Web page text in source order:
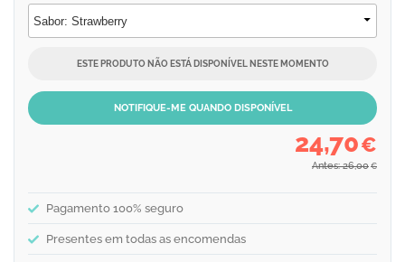
ESTE PRODUTO NÃO ESTÁ DISPONÍVEL NESTE MOMENTO
NOTIFIQUE-ME QUANDO DISPONÍVEL
24,70€
Antes: 26,00 €
Pagamento 100% seguro
Presentes em todas as encomendas